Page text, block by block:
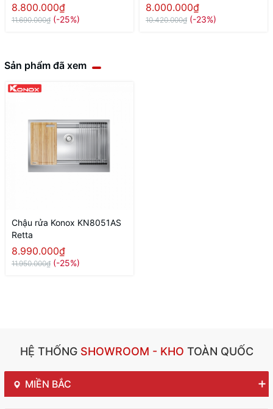
8.800.000₫
11.690.000₫ (-25%)
8.000.000₫
10.420.000₫ (-23%)
Sản phẩm đã xem
Chậu rửa Konox KN8051AS
Retta
8.990.000₫
11.950.000₫ (-25%)
HỆ THỐNGSHOWROOM - KHO TOÀN QUỐC
MIỀN BẮC